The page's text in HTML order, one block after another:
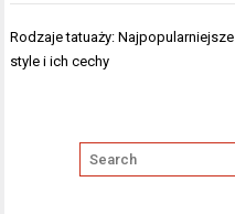
Nawigacja
wpisu
Rodzaje tatuaży: Najpopularniejsze
style i ich cechy